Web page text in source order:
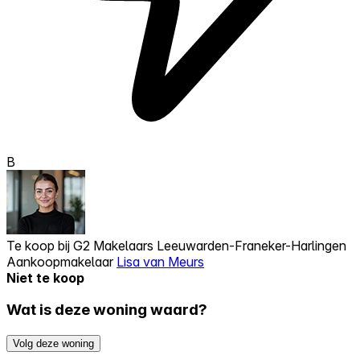
B
Te koop bij G2 Makelaars Leeuwarden-Franeker-Harlingen
Aankoopmakelaar Lisa van Meurs
Niet te koop
Wat is deze woning waard?
Volg deze woning